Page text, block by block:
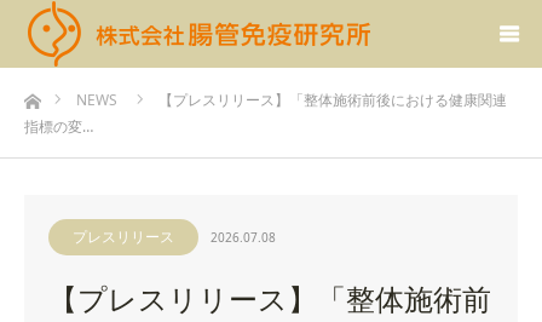
ホームNEWS
【プレスリリース】「整体施術前後における健康関連
指標の変…
プレスリリース 2026.07.08
【プレスリリース】「整体施術前